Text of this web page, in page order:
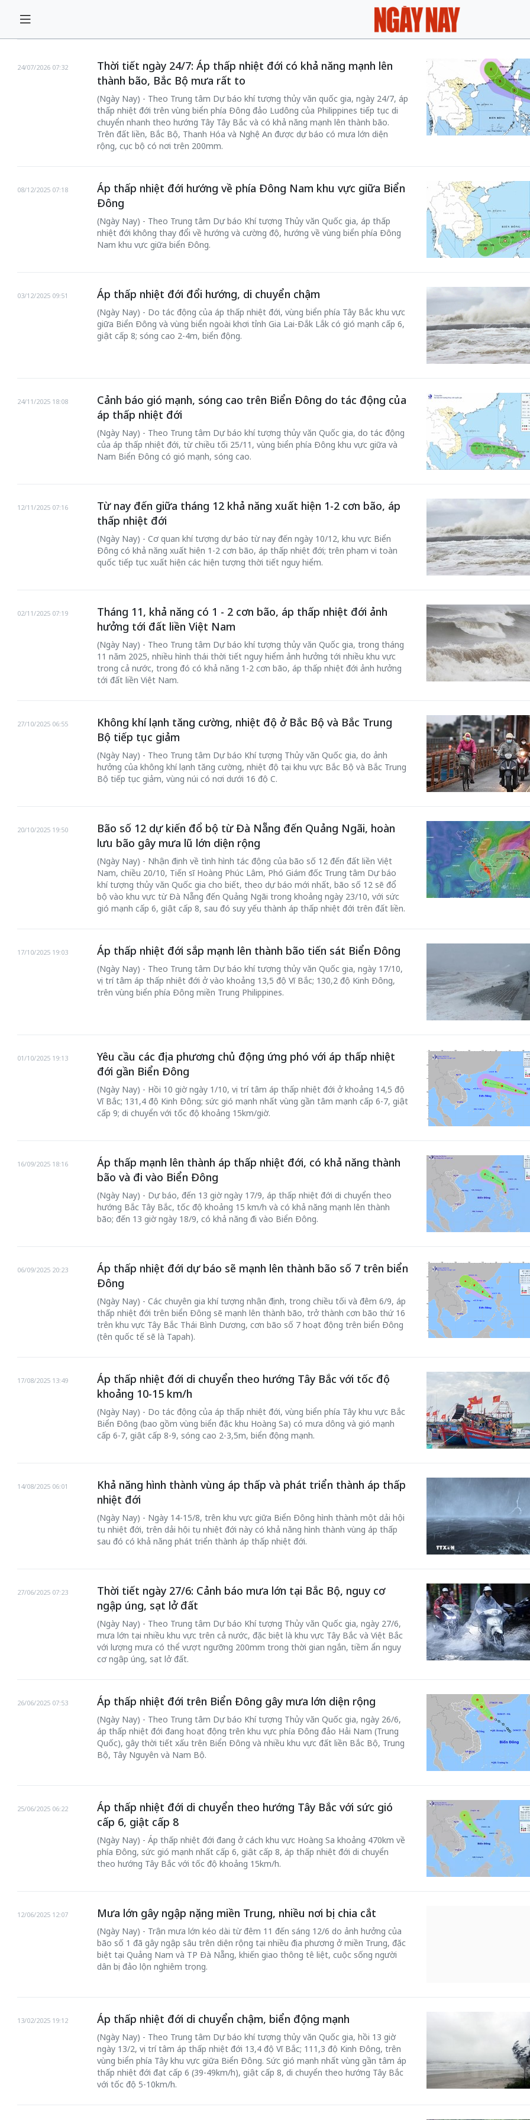
Thời tiết ngày 24/7: Áp thấp nhiệt đới có khả năng mạnh lên
thành bão, Bắc Bộ mưa rất to
24/07/2026 07:32
(Ngày Nay) - Theo Trung tâm Dự báo khí tượng thủy văn quốc gia, ngày 24/7, áp
thấp nhiệt đới trên vùng biển phía Đông đảo Ludông của Philippines tiếp tục di
chuyển nhanh theo hướng Tây Tây Bắc và có khả năng mạnh lên thành bão.
Trên đất liền, Bắc Bộ, Thanh Hóa và Nghệ An được dự báo có mưa lớn diện
rộng, cục bộ có nơi trên 200mm.
Áp thấp nhiệt đới hướng về phía Đông Nam khu vực giữa Biển
Đông
08/12/2025 07:18
(Ngày Nay) - Theo Trung tâm Dự báo Khí tượng Thủy văn Quốc gia, áp thấp
nhiệt đới không thay đổi về hướng và cường độ, hướng về vùng biển phía Đông
Nam khu vực giữa biển Đông.
Áp thấp nhiệt đới đổi hướng, di chuyển chậm
03/12/2025 09:51
(Ngày Nay) - Do tác động của áp thấp nhiệt đới, vùng biển phía Tây Bắc khu vực
giữa Biển Đông và vùng biển ngoài khơi tỉnh Gia Lai-Đắk Lắk có gió mạnh cấp 6,
giật cấp 8; sóng cao 2-4m, biển động.
Cảnh báo gió mạnh, sóng cao trên Biển Đông do tác động của
áp thấp nhiệt đới
24/11/2025 18:08
(Ngày Nay) - Theo Trung tâm Dự báo khí tượng thủy văn Quốc gia, do tác động
của áp thấp nhiệt đới, từ chiều tối 25/11, vùng biển phía Đông khu vực giữa và
Nam Biển Đông có gió mạnh, sóng cao.
Từ nay đến giữa tháng 12 khả năng xuất hiện 1-2 cơn bão, áp
thấp nhiệt đới
12/11/2025 07:16
(Ngày Nay) - Cơ quan khí tượng dự báo từ nay đến ngày 10/12, khu vực Biển
Đông có khả năng xuất hiện 1-2 cơn bão, áp thấp nhiệt đới; trên phạm vi toàn
quốc tiếp tục xuất hiện các hiện tượng thời tiết nguy hiểm.
Tháng 11, khả năng có 1 - 2 cơn bão, áp thấp nhiệt đới ảnh
hưởng tới đất liền Việt Nam
02/11/2025 07:19
(Ngày Nay) - Theo Trung tâm Dự báo khí tượng thủy văn Quốc gia, trong tháng
11 năm 2025, nhiều hình thái thời tiết nguy hiểm ảnh hưởng tới nhiều khu vực
trong cả nước, trong đó có khả năng 1-2 cơn bão, áp thấp nhiệt đới ảnh hưởng
tới đất liền Việt Nam.
Không khí lạnh tăng cường, nhiệt độ ở Bắc Bộ và Bắc Trung
Bộ tiếp tục giảm
27/10/2025 06:55
(Ngày Nay) - Theo Trung tâm Dự báo Khí tượng Thủy văn Quốc gia, do ảnh
hưởng của không khí lạnh tăng cường, nhiệt độ tại khu vực Bắc Bộ và Bắc Trung
Bộ tiếp tục giảm, vùng núi có nơi dưới 16 độ C.
Bão số 12 dự kiến đổ bộ từ Đà Nẵng đến Quảng Ngãi, hoàn
lưu bão gây mưa lũ lớn diện rộng
20/10/2025 19:50
(Ngày Nay) - Nhận định về tình hình tác động của bão số 12 đến đất liền Việt
Nam, chiều 20/10, Tiến sĩ Hoàng Phúc Lâm, Phó Giám đốc Trung tâm Dự báo
khí tượng thủy văn Quốc gia cho biết, theo dự báo mới nhất, bão số 12 sẽ đổ
bộ vào khu vực từ Đà Nẵng đến Quảng Ngãi trong khoảng ngày 23/10, với sức
gió mạnh cấp 6, giật cấp 8, sau đó suy yếu thành áp thấp nhiệt đới trên đất liền.
Áp thấp nhiệt đới sắp mạnh lên thành bão tiến sát Biển Đông
17/10/2025 19:03
(Ngày Nay) - Theo Trung tâm Dự báo khí tượng thủy văn Quốc gia, ngày 17/10,
vị trí tâm áp thấp nhiệt đới ở vào khoảng 13,5 độ Vĩ Bắc; 130,2 độ Kinh Đông,
trên vùng biển phía Đông miền Trung Philippines.
Yêu cầu các địa phương chủ động ứng phó với áp thấp nhiệt
đới gần Biển Đông
01/10/2025 19:13
(Ngày Nay) - Hồi 10 giờ ngày 1/10, vị trí tâm áp thấp nhiệt đới ở khoảng 14,5 độ
Vĩ Bắc; 131,4 độ Kinh Đông; sức gió mạnh nhất vùng gần tâm mạnh cấp 6-7, giật
cấp 9; di chuyển với tốc độ khoảng 15km/giờ.
Áp thấp mạnh lên thành áp thấp nhiệt đới, có khả năng thành
bão và đi vào Biển Đông
16/09/2025 18:16
(Ngày Nay) - Dự báo, đến 13 giờ ngày 17/9, áp thấp nhiệt đới di chuyển theo
hướng Bắc Tây Bắc, tốc độ khoảng 15 km/h và có khả năng mạnh lên thành
bão; đến 13 giờ ngày 18/9, có khả năng đi vào Biển Đông.
Áp thấp nhiệt đới dự báo sẽ mạnh lên thành bão số 7 trên biển
Đông
06/09/2025 20:23
(Ngày Nay) - Các chuyên gia khí tượng nhận định, trong chiều tối và đêm 6/9, áp
thấp nhiệt đới trên biển Đông sẽ mạnh lên thành bão, trở thành cơn bão thứ 16
trên khu vực Tây Bắc Thái Bình Dương, cơn bão số 7 hoạt động trên biển Đông
(tên quốc tế sẽ là Tapah).
Áp thấp nhiệt đới di chuyển theo hướng Tây Bắc với tốc độ
khoảng 10-15 km/h
17/08/2025 13:49
(Ngày Nay) - Do tác động của áp thấp nhiệt đới, vùng biển phía Tây khu vực Bắc
Biển Đông (bao gồm vùng biển đặc khu Hoàng Sa) có mưa dông và gió mạnh
cấp 6-7, giật cấp 8-9, sóng cao 2-3,5m, biển động mạnh.
Khả năng hình thành vùng áp thấp và phát triển thành áp thấp
nhiệt đới
14/08/2025 06:01
(Ngày Nay) - Ngày 14-15/8, trên khu vực giữa Biển Đông hình thành một dải hội
tụ nhiệt đới, trên dải hội tụ nhiệt đới này có khả năng hình thành vùng áp thấp
sau đó có khả năng phát triển thành áp thấp nhiệt đới.
Thời tiết ngày 27/6: Cảnh báo mưa lớn tại Bắc Bộ, nguy cơ
ngập úng, sạt lở đất
27/06/2025 07:23
(Ngày Nay) - Theo Trung tâm Dự báo Khí tượng Thủy văn Quốc gia, ngày 27/6,
mưa lớn tại nhiều khu vực trên cả nước, đặc biệt là khu vực Tây Bắc và Việt Bắc
với lượng mưa có thể vượt ngưỡng 200mm trong thời gian ngắn, tiềm ẩn nguy
cơ ngập úng, sạt lở đất.
Áp thấp nhiệt đới trên Biển Đông gây mưa lớn diện rộng
26/06/2025 07:53
(Ngày Nay) - Theo Trung tâm Dự báo Khí tượng Thủy văn Quốc gia, ngày 26/6,
áp thấp nhiệt đới đang hoạt động trên khu vực phía Đông đảo Hải Nam (Trung
Quốc), gây thời tiết xấu trên Biển Đông và nhiều khu vực đất liền Bắc Bộ, Trung
Bộ, Tây Nguyên và Nam Bộ.
Áp thấp nhiệt đới di chuyển theo hướng Tây Bắc với sức gió
cấp 6, giật cấp 8
25/06/2025 06:22
(Ngày Nay) - Áp thấp nhiệt đới đang ở cách khu vực Hoàng Sa khoảng 470km về
phía Đông, sức gió mạnh nhất cấp 6, giật cấp 8, áp thấp nhiệt đới di chuyển
theo hướng Tây Bắc với tốc độ khoảng 15km/h.
Mưa lớn gây ngập nặng miền Trung, nhiều nơi bị chia cắt
12/06/2025 12:07
(Ngày Nay) - Trận mưa lớn kéo dài từ đêm 11 đến sáng 12/6 do ảnh hưởng của
bão số 1 đã gây ngập sâu trên diện rộng tại nhiều địa phương ở miền Trung, đặc
biệt tại Quảng Nam và TP Đà Nẵng, khiến giao thông tê liệt, cuộc sống người
dân bị đảo lộn nghiêm trọng.
Áp thấp nhiệt đới di chuyển chậm, biển động mạnh
13/02/2025 19:12
(Ngày Nay) - Theo Trung tâm Dự báo khí tượng thủy văn Quốc gia, hồi 13 giờ
ngày 13/2, vị trí tâm áp thấp nhiệt đới 13,4 độ Vĩ Bắc; 111,3 độ Kinh Đông, trên
vùng biển phía Tây khu vực giữa Biển Đông. Sức gió mạnh nhất vùng gần tâm áp
thấp nhiệt đới đạt cấp 6 (39-49km/h), giật cấp 8, di chuyển theo hướng Tây Bắc
với tốc độ 5-10km/h.
Bắc Biên - Giữ một ngôi
Nội
TS. Trần Kim Hào
Xin lỗi, rồi sao nữa?!
Lê Xuân Thọ
50 năm Việt Nam gia
nhập UNESCO: Khơi
nguồn nội lực văn hóa,
định hình vị thế kiến
tạo | Kỳ 4: Sáng kiến
50 năm Việt Nam gia
nhập UNESCO: Khơi
nguồn nội lực văn hóa,
định hình vị thế kiến
50 năm Việt Nam gia
nguồn nội lực văn hóa,
định hình vị thế kiến
tạo | Kỳ 1: Khát vọng
hòa bình thể hiện trong
50 năm Việt
nhập
nguồn nội lực,
vị thế kiến
Chuyển hóa
triển